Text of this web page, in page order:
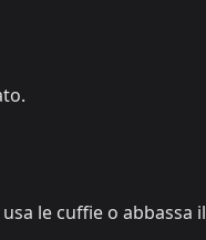
le cuffie o abbassa il